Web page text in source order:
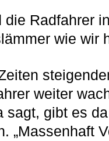
die Radfahrer
wie wir
weiter
sagt, gibt es
„Massenhaft